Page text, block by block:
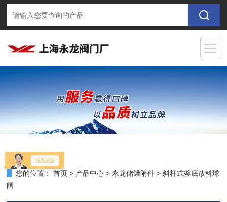
您的位置： 首页 > 产品中心 > 永龙储罐附件 >斜杆式釜底放料球
阀